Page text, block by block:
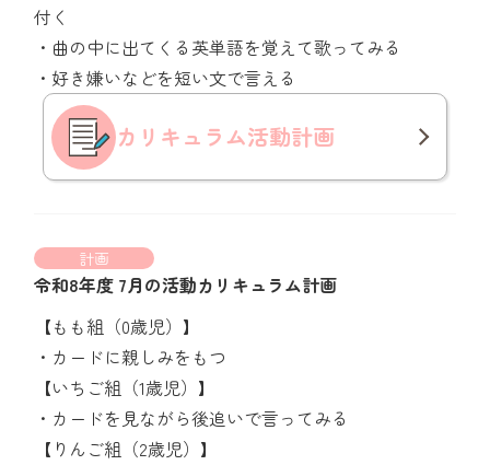
付く
・曲の中に出てくる英単語を覚えて歌ってみる
・好き嫌いなどを短い文で言える
カリキュラム活動計画
計画
令和8年度 7月の活動カリキュラム計画
【もも組（0歳児）】
・カードに親しみをもつ
【いちご組（1歳児）】
・カードを見ながら後追いで言ってみる
【りんご組（2歳児）】